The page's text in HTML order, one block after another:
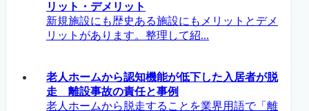
リット・デメリット
新規施設にも歴史ある施設にもメリットとデメ
リットがあります。整理して紹...
老人ホームから認知機能が低下した入居者が脱
走 離設事故の責任と事例
老人ホームから脱走することを業界用語で「離